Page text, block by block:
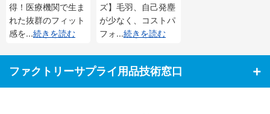
得！医療機関で生ま
れた抜群のフィット
感を...続きを読む
ズ】毛羽、自己発塵
が少なく、コストパ
フォ...続きを読む
ファクトリーサプライ用品技術窓口